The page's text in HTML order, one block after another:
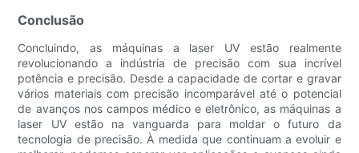
Conclusão
Concluindo, as máquinas a laser UV estão realmente
revolucionando a indústria de precisão com sua incrível
potência e precisão. Desde a capacidade de cortar e gravar
vários materiais com precisão incomparável até o potencial
de avanços nos campos médico e eletrônico, as máquinas a
laser UV estão na vanguarda para moldar o futuro da
tecnologia de precisão. À medida que continuam a evoluir e